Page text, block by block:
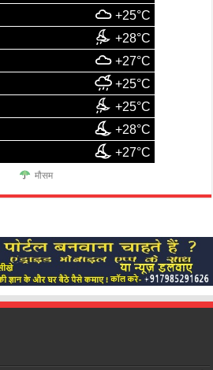
+25°C
+28°C
+27°C
+25°C
+25°C
+28°C
+27°C
मौसम